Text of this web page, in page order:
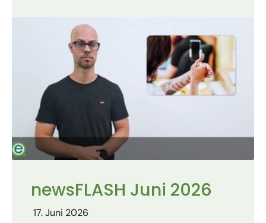
newsFLASH Juni 2026
17. Juni 2026